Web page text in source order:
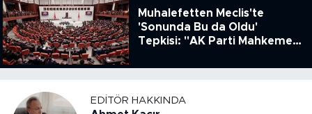
Muhalefetten Meclis'te
'Sonunda Bu da Oldu'
Tepkisi: "AK Parti Mahkeme
Kanun Çıkardı"
EDITÖR HAKKINDA